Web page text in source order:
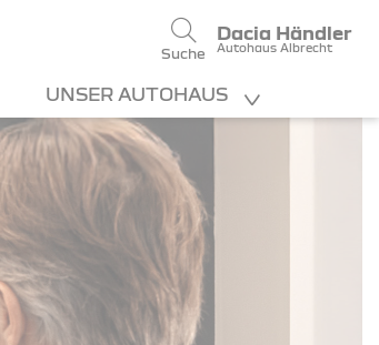
Suche
Dacia Händler
Autohaus Albrecht
UNSER AUTOHAUS